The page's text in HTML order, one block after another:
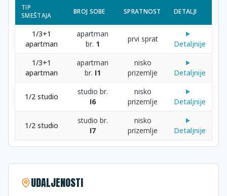
TIP
SMEŠTAJA
BROJ SOBE SPRATNOST DETALJI
1/3+1
apartman
apartman
br. 1
prvi sprat
Detaljnije
1/3+1
apartman
apartman
br. I1
nisko
prizemlje
Detaljnije
1/2 studio
studio br.
I6
nisko
prizemlje
Detaljnije
1/2 studio
studio br.
I7
nisko
prizemlje
Detaljnije
UDALJENOSTI